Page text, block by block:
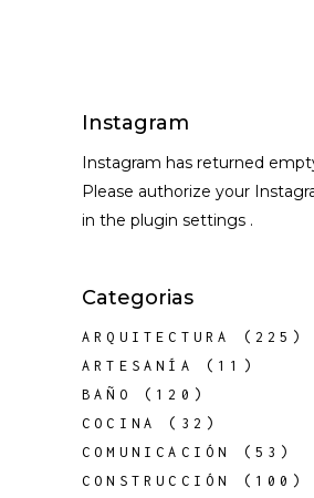
Instagram
Instagram has returned
Please authorize your
in the plugin settings .
Categorias
ARQUITECTURA
(225)
ARTESANÍA
(11)
BAÑO
(120)
COCINA
(32)
COMUNICACIÓN
(53)
CONSTRUCCIÓN
(100)